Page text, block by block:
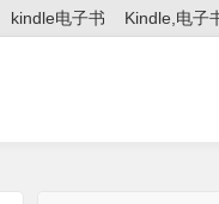
kindle电子书 Kindle,电子